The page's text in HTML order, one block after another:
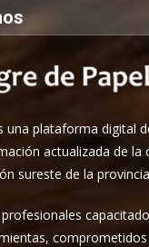
una plataforma digital
actualizada de la
sureste de la